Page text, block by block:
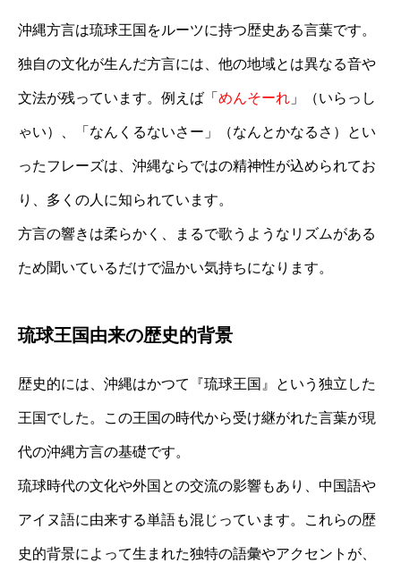
沖縄方言は琉球王国をルーツに持つ歴史ある言葉です。
独自の文化が生んだ方言には、他の地域とは異なる音や
文法が残っています。例えば「 めんそーれ 」（いらっし
ゃい）、「なんくるないさー」（なんとかなるさ）とい
ったフレーズは、沖縄ならではの精神性が込められてお
り、多くの人に知られています。
方言の響きは柔らかく、まるで歌うようなリズムがある
ため聞いているだけで温かい気持ちになります。
琉球王国由来の歴史的背景
歴史的には、沖縄はかつて『琉球王国』という独立した
王国でした。この王国の時代から受け継がれた言葉が現
代の沖縄方言の基礎です。
琉球時代の文化や外国との交流の影響もあり、中国語や
アイヌ語に由来する単語も混じっています。これらの歴
史的背景によって生まれた独特の語彙やアクセントが、